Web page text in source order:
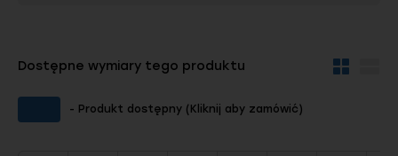
Dostępne wymiary tego produktu
Widok
- Produkt dostępny (Kliknij aby zamówić)